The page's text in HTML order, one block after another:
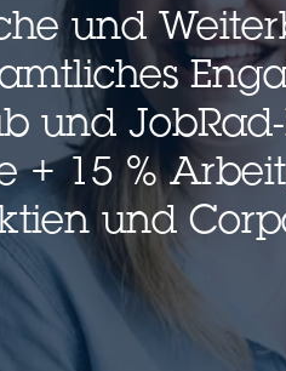
und
und
+ 15 %
und